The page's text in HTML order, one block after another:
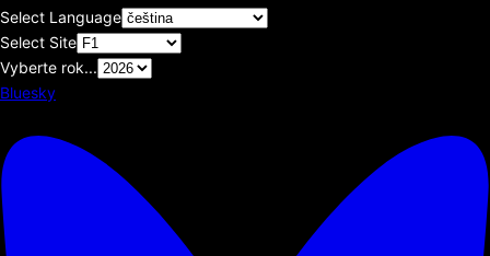
Select Language
Select Site
Vyberte rok...
Bluesky